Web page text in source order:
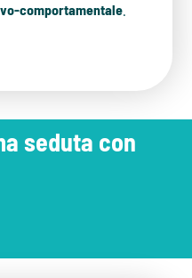
comportamentale
seduta con